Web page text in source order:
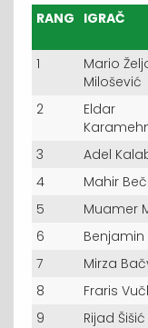
RANG IGRAČ
1
Mario
Milošević
2
Eldar
3 Adel
4
Mahir
5
Muamer
6
7
Mirza
8
Fraris
9
Rijad Šišić